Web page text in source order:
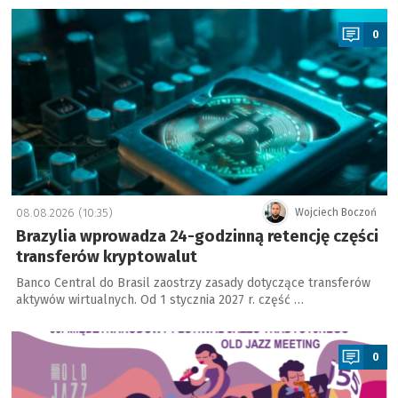
a
0
Wojciech Boczoń
08.08.2026 (10:35)
Brazylia wprowadza 24-godzinną retencję części
transferów kryptowalut
Banco Central do Brasil zaostrzy zasady dotyczące transferów
aktywów wirtualnych. Od 1 stycznia 2027 r. część …
a
0